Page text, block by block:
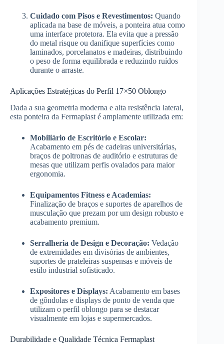
Cuidado com Pisos e Revestimentos: Quando
aplicada na base de móveis, a ponteira atua como
uma interface protetora. Ela evita que a pressão
do metal risque ou danifique superfícies como
laminados, porcelanatos e madeiras, distribuindo
o peso de forma equilibrada e reduzindo ruídos
durante o arraste.
Aplicações Estratégicas do Perfil 17×50 Oblongo
Dada a sua geometria moderna e alta resistência lateral,
esta ponteira da Fermaplast é amplamente utilizada em:
Mobiliário de Escritório e Escolar:
Acabamento em pés de cadeiras universitárias,
braços de poltronas de auditório e estruturas de
mesas que utilizam perfis ovalados para maior
ergonomia.
Equipamentos Fitness e Academias:
Finalização de braços e suportes de aparelhos de
musculação que prezam por um design robusto e
acabamento premium.
Serralheria de Design e Decoração: Vedação
de extremidades em divisórias de ambientes,
suportes de prateleiras suspensas e móveis de
estilo industrial sofisticado.
Expositores e Displays: Acabamento em bases
de gôndolas e displays de ponto de venda que
utilizam o perfil oblongo para se destacar
visualmente em lojas e supermercados.
Durabilidade e Qualidade Técnica Fermaplast